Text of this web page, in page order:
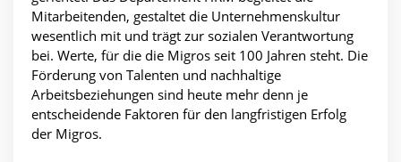
Mitarbeitenden, gestaltet die Unternehmenskultur
wesentlich mit und trägt zur sozialen Verantwortung
bei. Werte, für die die Migros seit 100 Jahren steht. Die
Förderung von Talenten und nachhaltige
Arbeitsbeziehungen sind heute mehr denn je
entscheidende Faktoren für den langfristigen Erfolg
der Migros.